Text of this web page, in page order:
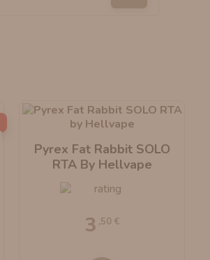
Pyrex Fat Rabbit SOLO
RTA By Hellvape
3 ,50 €